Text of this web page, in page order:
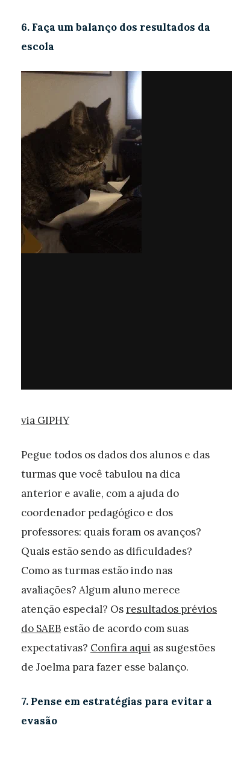
6. Faça um balanço dos resultados da
escola
via GIPHY
Pegue todos os dados dos alunos e das
turmas que você tabulou na dica
anterior e avalie, com a ajuda do
coordenador pedagógico e dos
professores: quais foram os avanços?
Quais estão sendo as dificuldades?
Como as turmas estão indo nas
avaliações? Algum aluno merece
atenção especial? Os resultados prévios
do SAEB estão de acordo com suas
expectativas? Confira aqui as sugestões
de Joelma para fazer esse balanço.
7. Pense em estratégias para evitar a
evasão